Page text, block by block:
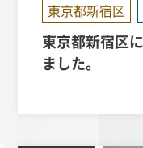
東京都新宿区
東京都新宿区
ました。